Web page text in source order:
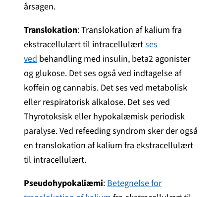
årsagen.
Translokation: Translokation af kalium fra
ekstracellulært til intracellulærtses
ved behandling med insulin, beta2 agonister
og glukose. Det ses også ved indtagelse af
koffein og cannabis. Det ses ved metabolisk
eller respiratorisk alkalose. Det ses ved
Thyrotoksisk eller hypokalæmisk periodisk
paralyse. Ved refeeding syndrom sker der også
en translokation af kalium fra ekstracellulært
til intracellulært.
Pseudohypokaliæmi:Betegnelse for